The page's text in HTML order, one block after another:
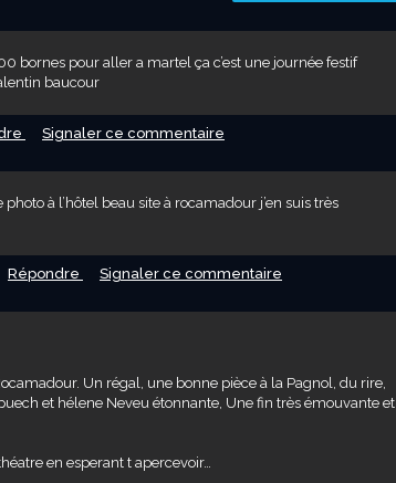
bornes pour aller a martel ça c’est une journée festif
baucour
Signaler ce commentaire
à l’hôtel beau site à rocamadour j’en suis très
Répondre Signaler ce commentaire
Un régal, une bonne pièce à la Pagnol, du rire,
et hélene Neveu étonnante, Une fin très émouvante et
en esperant t apercevoir…